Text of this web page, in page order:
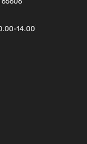
14.00